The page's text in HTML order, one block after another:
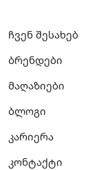
ჩვენ შესახებ
ბრენდები
მაღაზიები
ბლოგი
კარიერა
კონტაქტი